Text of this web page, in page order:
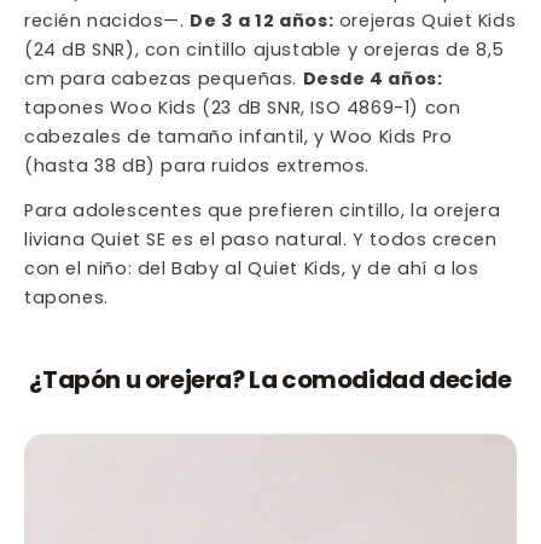
recién nacidos—. De 3 a 12 años: orejeras Quiet Kids
(24 dB SNR), con cintillo ajustable y orejeras de 8,5
cm para cabezas pequeñas. Desde 4 años:
tapones Woo Kids (23 dB SNR, ISO 4869-1) con
cabezales de tamaño infantil, y Woo Kids Pro
(hasta 38 dB) para ruidos extremos.
Para adolescentes que prefieren cintillo, la orejera
liviana Quiet SE es el paso natural. Y todos crecen
con el niño: del Baby al Quiet Kids, y de ahí a los
tapones.
¿Tapón u orejera? La comodidad decide